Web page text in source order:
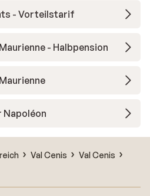
- Vorteilstarif
- Halbpension
Napoléon
Val Cenis
Val Cenis